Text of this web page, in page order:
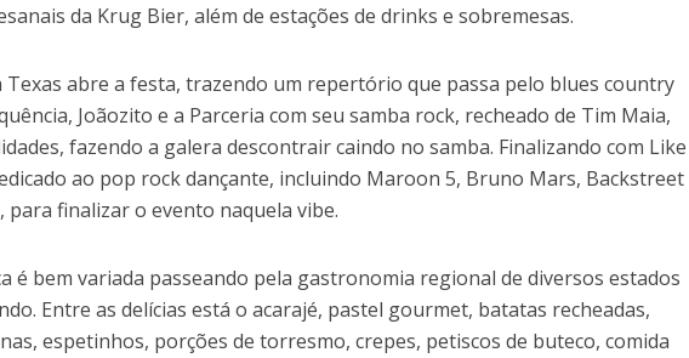
da Krug Bier, além de estações de drinks e sobremesas.
Texas abre a festa, trazendo um repertório que passa pelo blues country
Joãozito e a Parceria com seu samba rock, recheado de Tim Maia,
fazendo a galera descontrair caindo no samba. Finalizando com Like
ao pop rock dançante, incluindo Maroon 5, Bruno Mars, Backstreet
finalizar o evento naquela vibe.
é bem variada passeando pela gastronomia regional de diversos estados
Entre as delícias está o acarajé, pastel gourmet, batatas recheadas,
espetinhos, porções de torresmo, crepes, petiscos de buteco, comida